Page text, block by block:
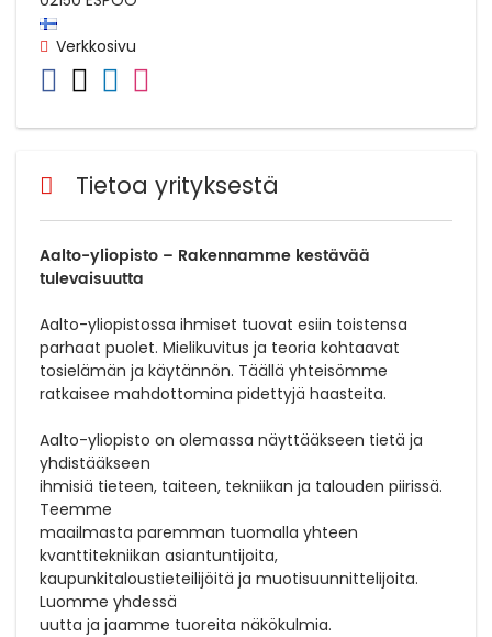
Verkkosivu
Tietoa yrityksestä
Aalto-yliopisto – Rakennamme kestävää
tulevaisuutta
Aalto-yliopistossa ihmiset tuovat esiin toistensa
parhaat puolet. Mielikuvitus ja teoria kohtaavat
tosielämän ja käytännön. Täällä yhteisömme
ratkaisee mahdottomina pidettyjä haasteita.
Aalto-yliopisto on olemassa näyttääkseen tietä ja
yhdistääkseen
ihmisiä tieteen, taiteen, tekniikan ja talouden piirissä.
Teemme
maailmasta paremman tuomalla yhteen
kvanttitekniikan asiantuntijoita,
kaupunkitaloustieteilijöitä ja muotisuunnittelijoita.
Luomme yhdessä
uutta ja jaamme tuoreita näkökulmia.